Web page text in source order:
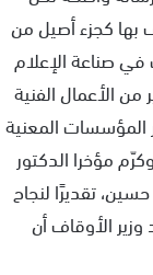
بها كجزء أصيل من
في صناعة الإعلام
الأعمال الفنية
المؤسسات المعنية
مؤخرا الدكتور
تقديرًا لنجاح
الأوقاف أن